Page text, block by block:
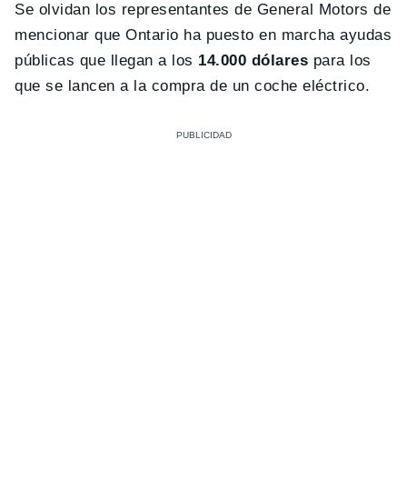
Se olvidan los representantes de General Motors de
mencionar que Ontario ha puesto en marcha ayudas
públicas que llegan a los 14.000 dólares para los
que se lancen a la compra de un coche eléctrico.